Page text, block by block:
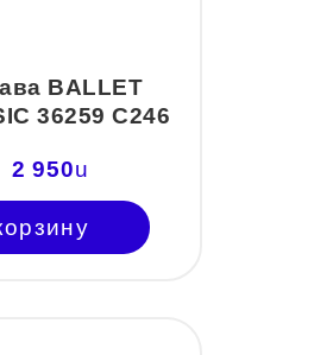
BALLET
36259 С246
2 950u